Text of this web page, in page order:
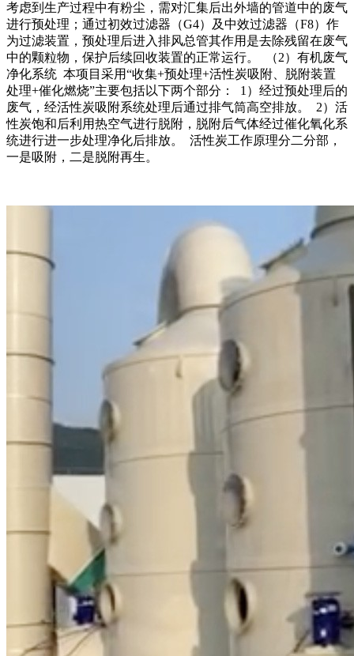
考虑到生产过程中有粉尘，需对汇集后出外墙的管道中的废气
进行预处理；通过初效过滤器（G4）及中效过滤器（F8）作
为过滤装置，预处理后进入排风总管其作用是去除残留在废气
中的颗粒物，保护后续回收装置的正常运行。 （2）有机废气
净化系统 本项目采用“收集+预处理+活性炭吸附、脱附装置
处理+催化燃烧”主要包括以下两个部分： 1）经过预处理后的
废气，经活性炭吸附系统处理后通过排气筒高空排放。 2）活
性炭饱和后利用热空气进行脱附，脱附后气体经过催化氧化系
统进行进一步处理净化后排放。 活性炭工作原理分二分部，
一是吸附，二是脱附再生。